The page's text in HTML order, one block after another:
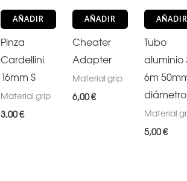
AÑADIR
Pinza
Cardellini
16mm S
Material grip
3,00€
AÑADIR
Cheater
Adapter
Material grip
6,00€
AÑADIR
Tubo
aluminio
6m
diámetro
Material
5,00€